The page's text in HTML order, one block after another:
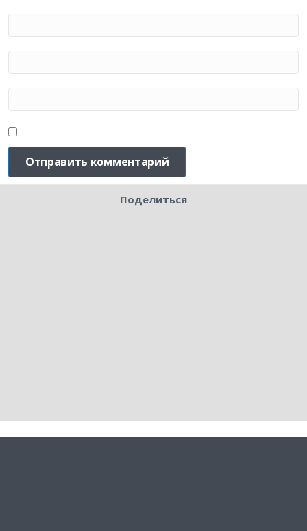
Поделиться